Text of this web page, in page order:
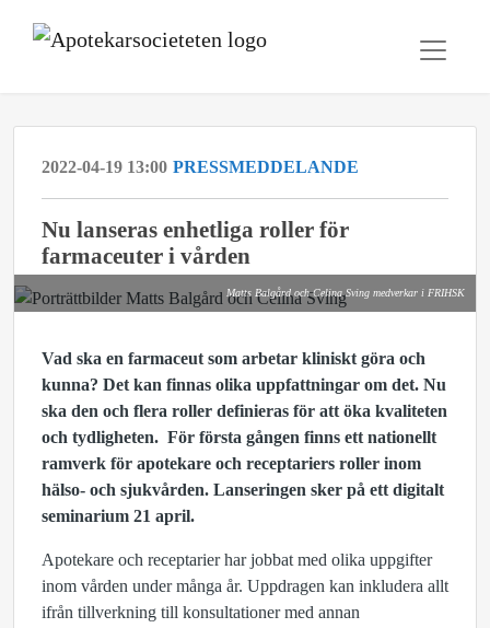
2022-04-19 13:00 PRESSMEDDELANDE
Nu lanseras enhetliga roller för
farmaceuter i vården
Matts Balgård och Celina Sving medverkar i FRIHSK
Vad ska en farmaceut som arbetar kliniskt göra och
kunna? Det kan finnas olika uppfattningar om det. Nu
ska den och flera roller definieras för att öka kvaliteten
och tydligheten. För första gången finns ett nationellt
ramverk för apotekare och receptariers roller inom
hälso- och sjukvården. Lanseringen sker på ett digitalt
seminarium 21 april.
Apotekare och receptarier har jobbat med olika uppgifter
inom vården under många år. Uppdragen kan inkludera allt
ifrån tillverkning till konsultationer med annan